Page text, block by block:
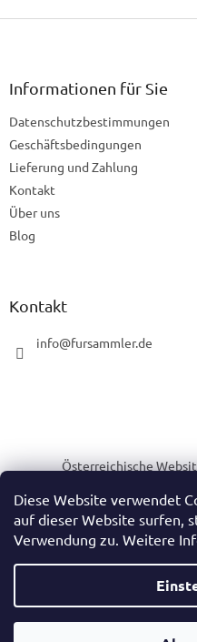
Diese Website verwendet
auf dieser Website surfen,
Verwendung zu. Weitere
F
Informationen für Sie
Datenschutzbestimmungen
Geschäftsbedingungen
Lieferung und Zahlung
Kontakt
Über uns
Blog
Kontakt
info@fursammler.de
Österreichische
Copyright 2026https://